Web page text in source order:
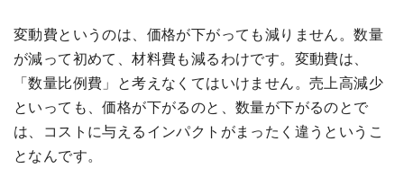
変動費というのは、価格が下がっても減りません。数量
が減って初めて、材料費も減るわけです。変動費は、
「数量比例費」と考えなくてはいけません。売上高減少
といっても、価格が下がるのと、数量が下がるのとで
は、コストに与えるインパクトがまったく違うというこ
となんです。